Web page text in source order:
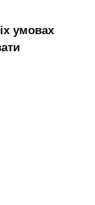
умовах